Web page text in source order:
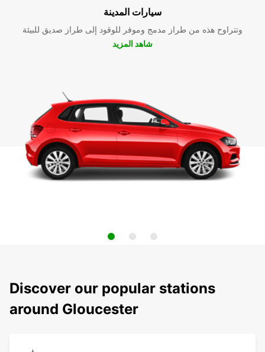
سيارات المدينة
وتتراوح هذه من طراز مدمج وموفر للوقود إلى طراز صديق للبيئة
شاهد المزيد
Discover our popular stations
around Gloucester